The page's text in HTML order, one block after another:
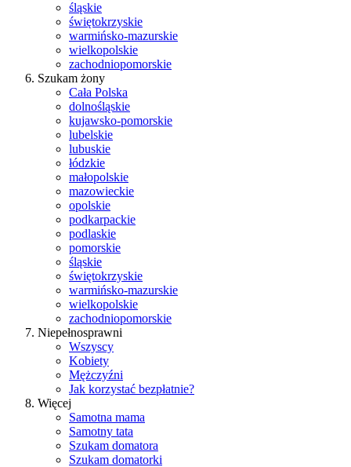
śląskie
świętokrzyskie
warmińsko-mazurskie
wielkopolskie
zachodniopomorskie
Szukam żony
Cała Polska
dolnośląskie
kujawsko-pomorskie
lubelskie
lubuskie
łódzkie
małopolskie
mazowieckie
opolskie
podkarpackie
podlaskie
pomorskie
śląskie
świętokrzyskie
warmińsko-mazurskie
wielkopolskie
zachodniopomorskie
Niepełnosprawni
Wszyscy
Kobiety
Mężczyźni
Jak korzystać bezpłatnie?
Więcej
Samotna mama
Samotny tata
Szukam domatora
Szukam domatorki